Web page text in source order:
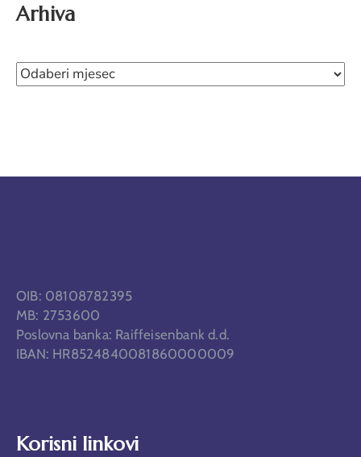
Arhiva
OIB: 08108782395
MB: 2753600
Poslovna banka: Raiffeisenbank d.d.
IBAN: HR8524840081860000009
Korisni linkovi